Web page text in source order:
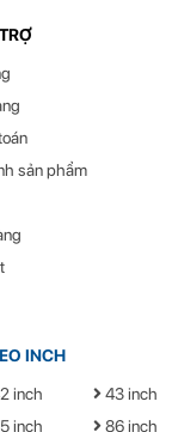
hình +3°, -15°
sản phẩm
INCH
inch 43 inch
inch 86 inch